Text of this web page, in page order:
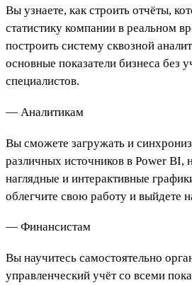
Вы узнаете, как строить отчёты,
статистику компании в реальном
построить систему сквозной
основные показатели бизнеса без
специалистов.
— Аналитикам
Вы сможете загружать и
различных источников в Power BI,
наглядные и интерактивные
облегчите свою работу и выйдете
— Финансистам
Вы научитесь самостоятельно
управленческий учёт со всеми